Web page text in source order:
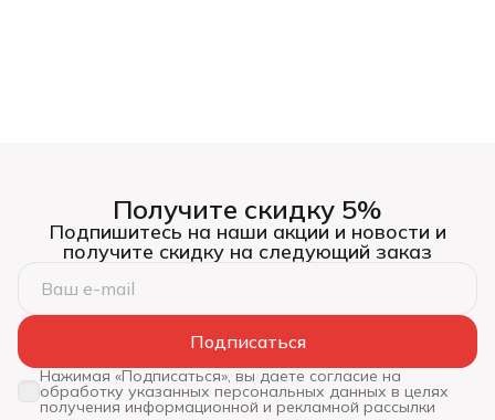
Получите скидку 5%
Подпишитесь на наши акции и новости и
получите скидку на следующий заказ
Подписаться
Нажимая «Подписаться», вы даете согласие на
обработку указанных персональных данных в целях
получения информационной и рекламной рассылки